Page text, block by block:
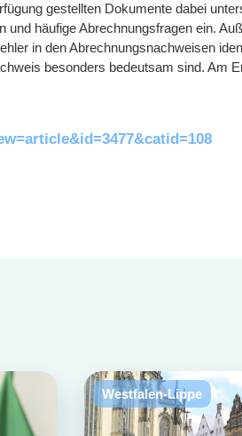
gestellten Dokumente dabei
häufige Abrechnungsfragen ein.
in den Abrechnungsnachweisen
besonders bedeutsam sind. Am
Westfalen-Lippe